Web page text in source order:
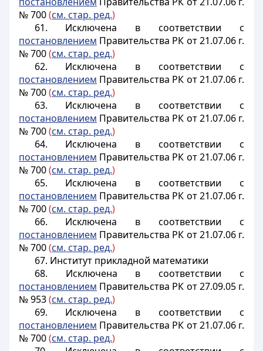
№ 700(см. стар. ред.)
61. Исключена в соответствии с
постановлением Правительства РК от 21.07.06 г.
№ 700(см. стар. ред.)
62. Исключена в соответствии с
постановлением Правительства РК от 21.07.06 г.
№ 700(см. стар. ред.)
63. Исключена в соответствии с
постановлением Правительства РК от 21.07.06 г.
№ 700(см. стар. ред.)
64. Исключена в соответствии с
постановлением Правительства РК от 21.07.06 г.
№ 700(см. стар. ред.)
65. Исключена в соответствии с
постановлением Правительства РК от 21.07.06 г.
№ 700(см. стар. ред.)
66. Исключена в соответствии с
постановлением Правительства РК от 21.07.06 г.
№ 700(см. стар. ред.)
67. Институт прикладной математики
68. Исключена в соответствии с
постановлением Правительства РК от 27.09.05 г.
№ 953(см. стар. ред.)
69. Исключена в соответствии с
постановлением Правительства РК от 21.07.06 г.
№ 700(см. стар. ред.)